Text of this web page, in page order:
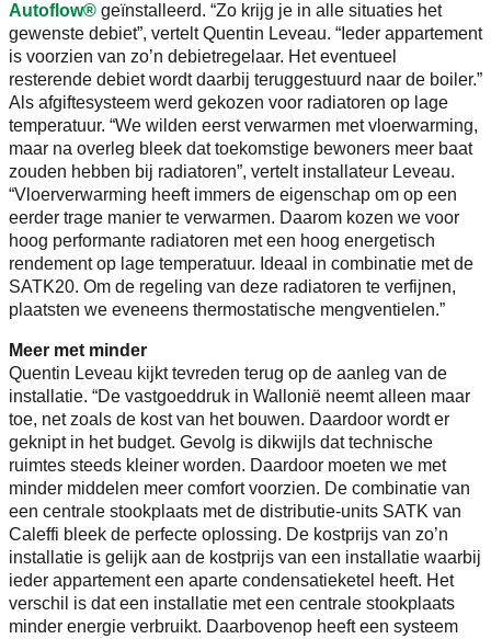
Autoflow® geïnstalleerd. “Zo krijg je in alle situaties het
gewenste debiet”, vertelt Quentin Leveau. “Ieder appartement
is voorzien van zo’n debietregelaar. Het eventueel
resterende debiet wordt daarbij teruggestuurd naar de boiler.”
Als afgiftesysteem werd gekozen voor radiatoren op lage
temperatuur. “We wilden eerst verwarmen met vloerwarming,
maar na overleg bleek dat toekomstige bewoners meer baat
zouden hebben bij radiatoren”, vertelt installateur Leveau.
“Vloerverwarming heeft immers de eigenschap om op een
eerder trage manier te verwarmen. Daarom kozen we voor
hoog performante radiatoren met een hoog energetisch
rendement op lage temperatuur. Ideaal in combinatie met de
SATK20. Om de regeling van deze radiatoren te verfijnen,
plaatsten we eveneens thermostatische mengventielen.”
Meer met minder
Quentin Leveau kijkt tevreden terug op de aanleg van de
installatie. “De vastgoeddruk in Wallonië neemt alleen maar
toe, net zoals de kost van het bouwen. Daardoor wordt er
geknipt in het budget. Gevolg is dikwijls dat technische
ruimtes steeds kleiner worden. Daardoor moeten we met
minder middelen meer comfort voorzien. De combinatie van
een centrale stookplaats met de distributie-units SATK van
Caleffi bleek de perfecte oplossing. De kostprijs van zo’n
installatie is gelijk aan de kostprijs van een installatie waarbij
ieder appartement een aparte condensatieketel heeft. Het
verschil is dat een installatie met een centrale stookplaats
minder energie verbruikt. Daarbovenop heeft een systeem